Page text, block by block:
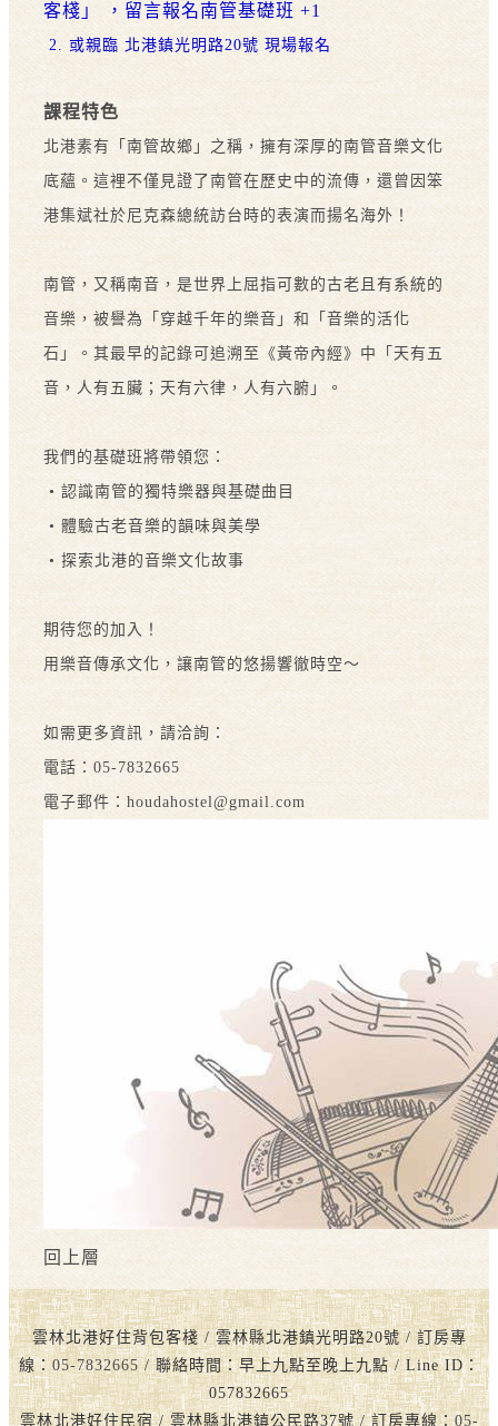
客棧」 ，留言報名南管基礎班 +1
2. 或親臨 北港鎮光明路20號 現場報名
課程特色
北港素有「南管故鄉」之稱，擁有深厚的南管音樂文化
底蘊。這裡不僅見證了南管在歷史中的流傳，還曾因笨
港集斌社於尼克森總統訪台時的表演而揚名海外！
南管，又稱南音，是世界上屈指可數的古老且有系統的
音樂，被譽為「穿越千年的樂音」和「音樂的活化
石」。其最早的記錄可追溯至《黃帝內經》中「天有五
音，人有五臟；天有六律，人有六腑」。
我們的基礎班將帶領您：
• 認識南管的獨特樂器與基礎曲目
• 體驗古老音樂的韻味與美學
• 探索北港的音樂文化故事
期待您的加入！
用樂音傳承文化，讓南管的悠揚響徹時空～
如需更多資訊，請洽詢：
電話：05-7832665
電子郵件：houdahostel@gmail.com
回上層
雲林北港好住背包客棧 / 雲林縣北港鎮光明路20號 / 訂房專
線： 05-7832665/ 聯絡時間：早上九點至晚上九點 / Line ID：
057832665
雲林北港好住民宿 / 雲林縣北港鎮公民路37號 / 訂房專線：05-